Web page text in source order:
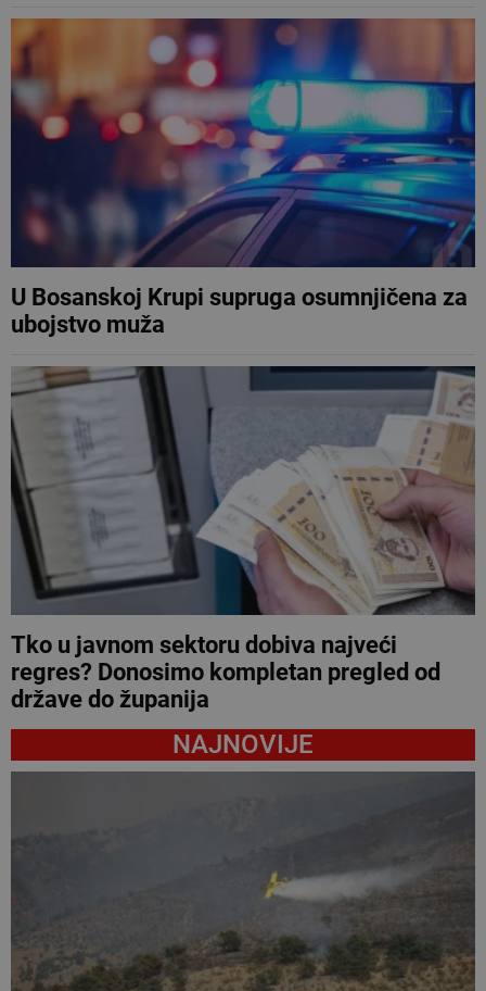
U Bosanskoj Krupi supruga osumnjičena za
ubojstvo muža
Tko u javnom sektoru dobiva najveći
regres? Donosimo kompletan pregled od
države do županija
NAJNOVIJE